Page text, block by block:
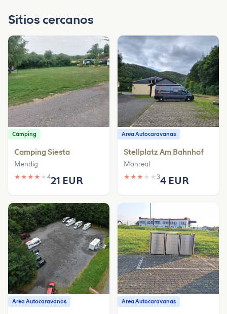
Sitios cercanos
Cámping
Camping Siesta
Mendig
★ ★ ★ ★ ★ 421 EUR
Area Autocaravanas
Stellplatz Am Bahnhof
Monreal
★ ★ ★ ★ ★ 34 EUR
Area Autocaravanas Area Autocaravanas